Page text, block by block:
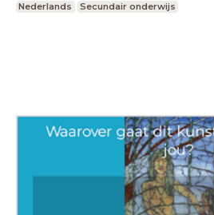
Nederlands Secundair onderwijs